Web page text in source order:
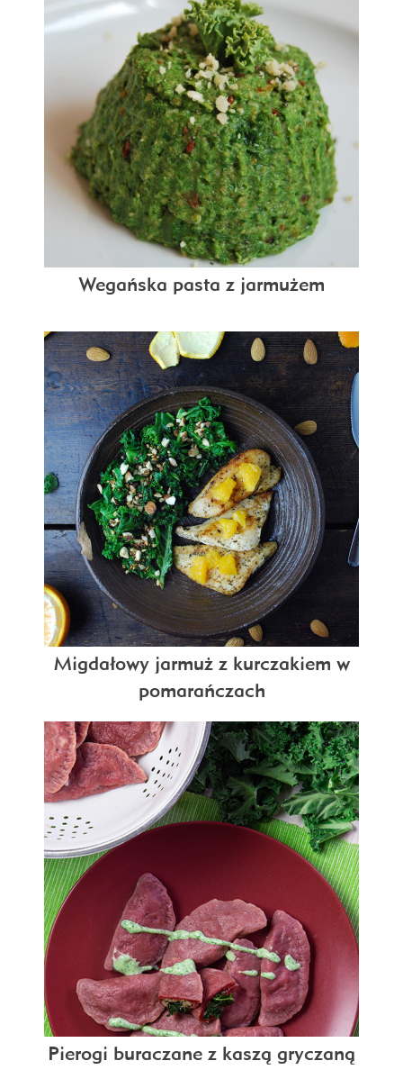
Wegańska pasta z jarmużem
Migdałowy jarmuż z kurczakiem w
pomarańczach
Pierogi buraczane z kaszą gryczaną